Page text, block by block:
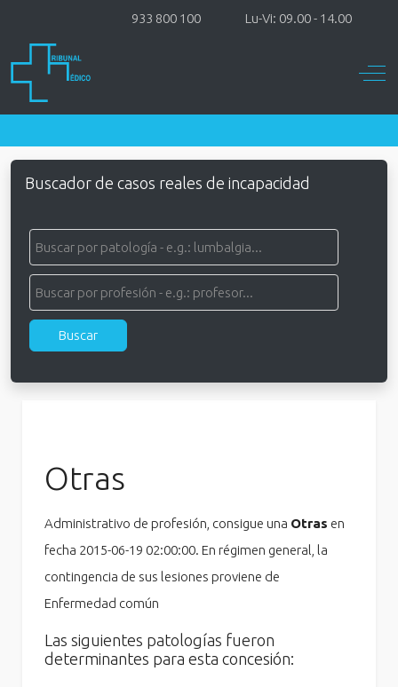
933 800 100 Lu-Vi: 09.00 - 14.00
Off-
Buscador de casos reales de incapacidad
Otras
Administrativo de profesión, consigue una Otras en
fecha 2015-06-19 02:00:00. En régimen general, la
contingencia de sus lesiones proviene de
Enfermedad común
Las siguientes patologías fueron
determinantes para esta concesión: